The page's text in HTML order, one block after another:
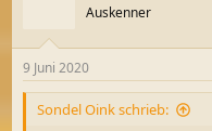
e
n
Auskenner
9 Juni 2020
Sondel Oink schrieb: